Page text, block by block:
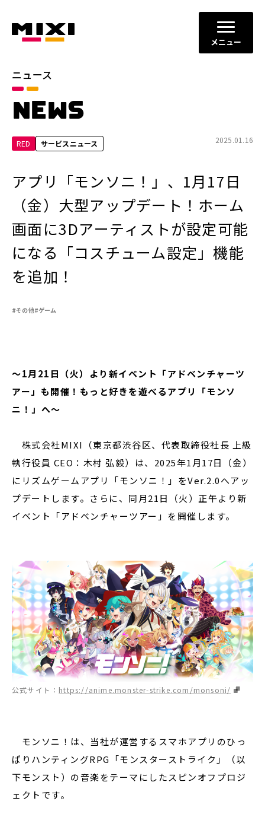
メニュー
ニュース
NEWS
RED サービスニュース 2025.01.16
アプリ「モンソニ！」、1月17日
（金）大型アップデート！ホーム
画面に3Dアーティストが設定可能
になる「コスチューム設定」機能
を追加！
#その他#ゲーム
～1月21日（火）より新イベント「アドベンチャーツ
アー」も開催！もっと好きを遊べるアプリ「モンソ
ニ！」へ～
株式会社MIXI（東京都渋谷区、代表取締役社長 上級
執行役員 CEO：木村 弘毅）は、2025年1月17日（金）
にリズムゲームアプリ「モンソニ！」をVer.2.0へアッ
プデートします。さらに、同月21日（火）正午より新
イベント「アドベンチャーツアー」を開催します。
公式サイト： https://anime.monster-strike.com/monsoni/
モンソニ！は、当社が運営するスマホアプリのひっ
ぱりハンティングRPG「モンスターストライク」（以
下モンスト）の音楽をテーマにしたスピンオフプロジ
ェクトです。
カテゴリ
お知らせ
2026年 2025年
2024年